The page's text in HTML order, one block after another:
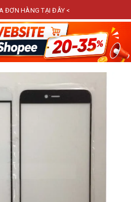
ĐƠN HÀNG TẠI ĐÂY <